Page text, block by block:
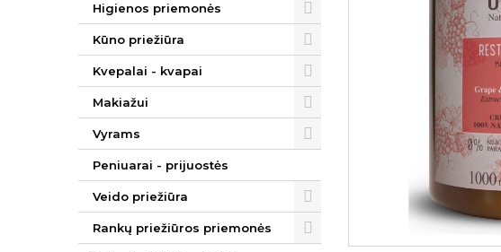
Higienos priemonės
Kūno priežiūra
Kvepalai - kvapai
Makiažui
Vyrams
Peniuarai - prijuostės
Veido priežiūra
Rankų priežiūros priemonės